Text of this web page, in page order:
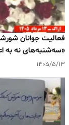
فعالیت جوانان
«سه‌شنبه‌های نه به
۱۴۰۵/۵/۱۳